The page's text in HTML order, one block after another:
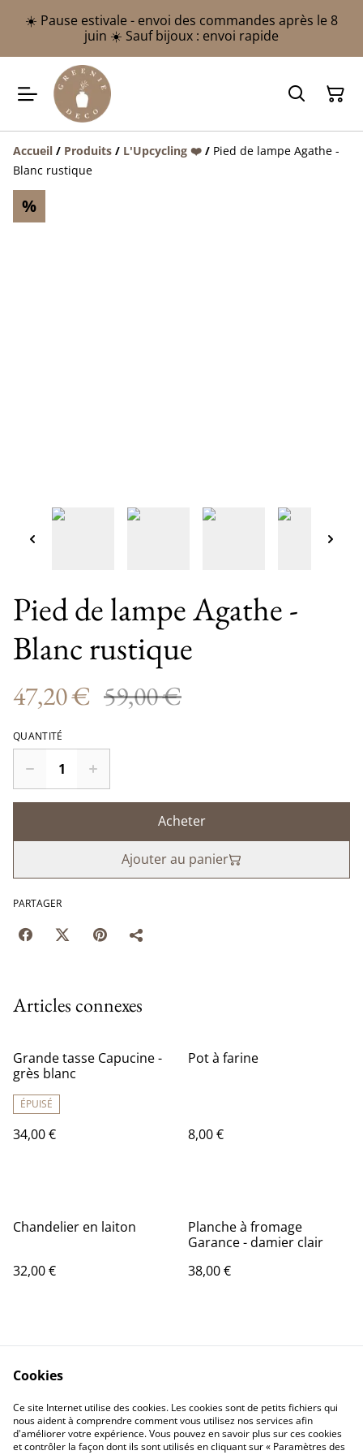
☀️ Pause estivale - envoi des commandes après le 8
juin ☀️ Sauf bijoux : envoi rapide
Accueil / Produits / L'Upcycling ❤️ / Pied de lampe Agathe -
Blanc rustique
%
Pied de lampe Agathe -
Blanc rustique
47,20 € 59,00 €
QUANTITÉ
Acheter
Ajouter au panier
PARTAGER
Articles connexes
Grande tasse Capucine -
grès blanc
ÉPUISÉ
34,00 €
Pot à farine
8,00 €
Chandelier en laiton
32,00 €
Planche à fromage
Garance - damier clair
38,00 €
Contact
CGV
CGU
RGPD
Cookies
Ce site Internet utilise des cookies. Les cookies sont de petits fichiers qui
nous aident à comprendre comment vous utilisez nos services afin
d'améliorer votre expérience. Vous pouvez en savoir plus sur ces cookies
et contrôler la façon dont ils sont utilisés en cliquant sur « Paramètres des